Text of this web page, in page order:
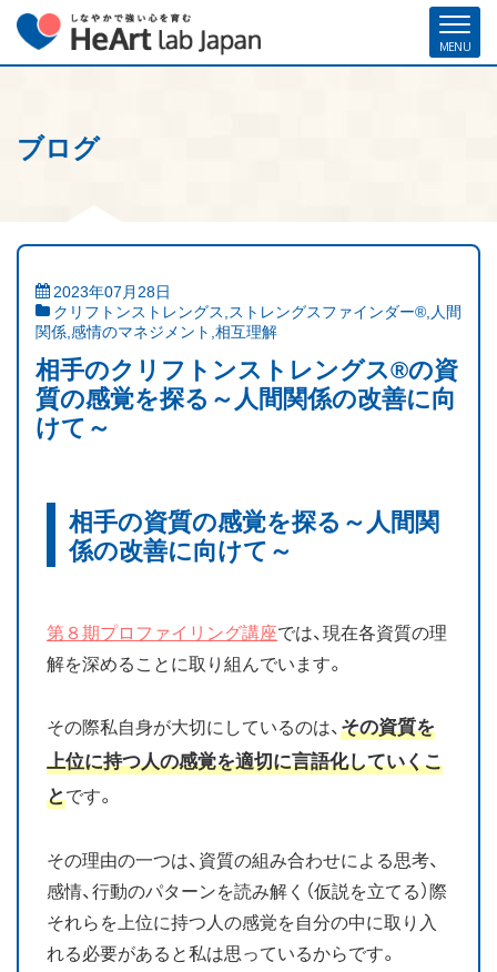
ホーム
クリフトンストレングス®（ストレングスファインダー®）
ストレングスコーチング／セミナー
研修・人材育成／組織開発支援
コーチ紹介
お知らせ
ブログ
2023年07月28日
クリフトンストレングス,ストレングスファインダー®,人間
関係,感情のマネジメント ,相互理解
相手のクリフトンストレングス®の資
質の感覚を探る～人間関係の改善に向
けて～
相手の資質の感覚を探る～人間関
係の改善に向けて～
第８期プロファイリング講座では、現在各資質の理
解を深めることに取り組んでいます。
その際私自身が大切にしているのは、その資質を
上位に持つ人の感覚を適切に言語化していくこ
とです。
その理由の一つは、資質の組み合わせによる思考、
感情、行動のパターンを読み解く（仮説を立てる）際
それらを上位に持つ人の感覚を自分の中に取り入
れる必要があると私は思っているからです。